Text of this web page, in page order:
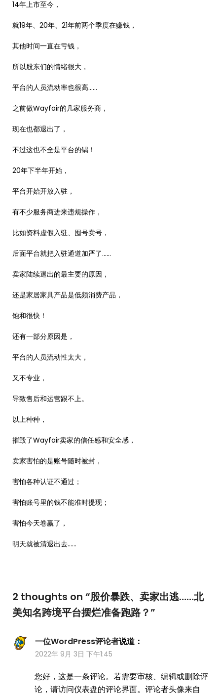
14年上市至今，
就19年、20年、21年前两个季度在赚钱，
其他时间一直在亏钱，
所以股东们的情绪很大，
平台的人员流动率也很高……
之前做Wayfair的几家服务商，
现在也都退出了，
不过这也不全是平台的锅！
20年下半年开始，
平台开始开放入驻，
有不少服务商进来违规操作，
比如资料虚假入驻、囤号卖号，
后面平台就把入驻通道加严了……
卖家陆续退出的最主要的原因，
还是家居家具产品是低频消费产品，
饱和很快！
还有一部分原因是，
平台的人员流动性太大，
又不专业，
导致售后和运营跟不上。
以上种种，
摧毁了Wayfair卖家的信任感和安全感，
卖家害怕的是账号随时被封，
害怕各种认证不通过；
害怕账号里的钱不能准时提现；
害怕今天卷赢了，
明天就被清退出去……
2 thoughts on “股价暴跌、卖家出逃……北
美知名跨境平台摆烂准备跑路？”
一位WordPress评论者说道：
2022年 9月 3日 下午1:45
您好，这是一条评论。若需要审核、编辑或删除评
论，请访问仪表盘的评论界面。评论者头像来自